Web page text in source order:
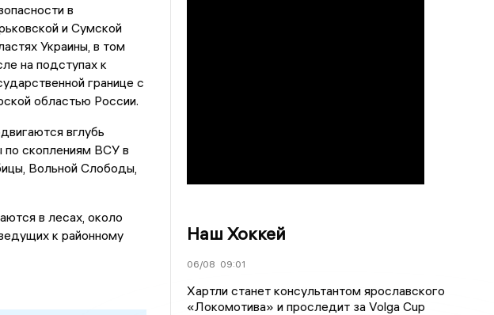
в
и Сумской
Украины, в том
на подступах к
границе с
областью России.
вглубь
по скоплениям ВСУ в
Вольной Слободы,
в лесах, около
к районному
Наш Хоккей
06/08 09:01
Хартли станет консультантом ярославского
«Локомотива» и проследит за Volga Cup